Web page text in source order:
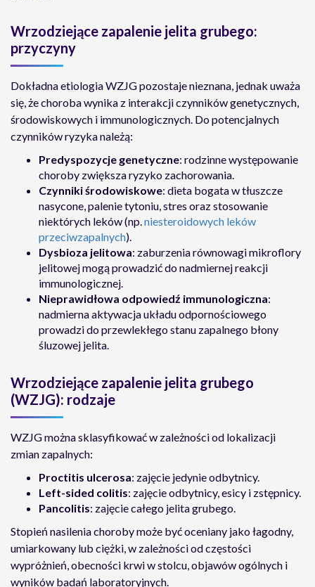
Wrzodziejące zapalenie jelita grubego:
przyczyny
Dokładna etiologia WZJG pozostaje nieznana, jednak uważa
się, że choroba wynika z interakcji czynników genetycznych,
środowiskowych i immunologicznych. Do potencjalnych
czynników ryzyka należą:
Predyspozycje genetyczne: rodzinne występowanie
choroby zwiększa ryzyko zachorowania.
Czynniki środowiskowe: dieta bogata w tłuszcze
nasycone, palenie tytoniu, stres oraz stosowanie
niektórych leków (np.niesteroidowych leków
przeciwzapalnych).
Dysbioza jelitowa: zaburzenia równowagi mikroflory
jelitowej mogą prowadzić do nadmiernej reakcji
immunologicznej.
Nieprawidłowa odpowiedź immunologiczna:
nadmierna aktywacja układu odpornościowego
prowadzi do przewlekłego stanu zapalnego błony
śluzowej jelita.
Wrzodziejące zapalenie jelita grubego
(WZJG): rodzaje
WZJG można sklasyfikować w zależności od lokalizacji
zmian zapalnych:
Proctitis ulcerosa: zajęcie jedynie odbytnicy.
Left-sided colitis: zajęcie odbytnicy, esicy i zstępnicy.
Pancolitis: zajęcie całego jelita grubego.
Stopień nasilenia choroby może być oceniany jako łagodny,
umiarkowany lub ciężki, w zależności od częstości
wypróżnień, obecności krwi w stolcu, objawów ogólnych i
wyników badań laboratoryjnych.